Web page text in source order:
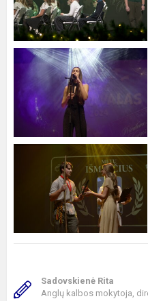
Sadovskienė Rita
Anglų kalbos mokytoja,